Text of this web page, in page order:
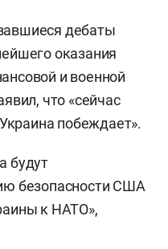
дебаты
оказания
и военной
что «сейчас
побеждает».
будут
безопасности США
к НАТО»,